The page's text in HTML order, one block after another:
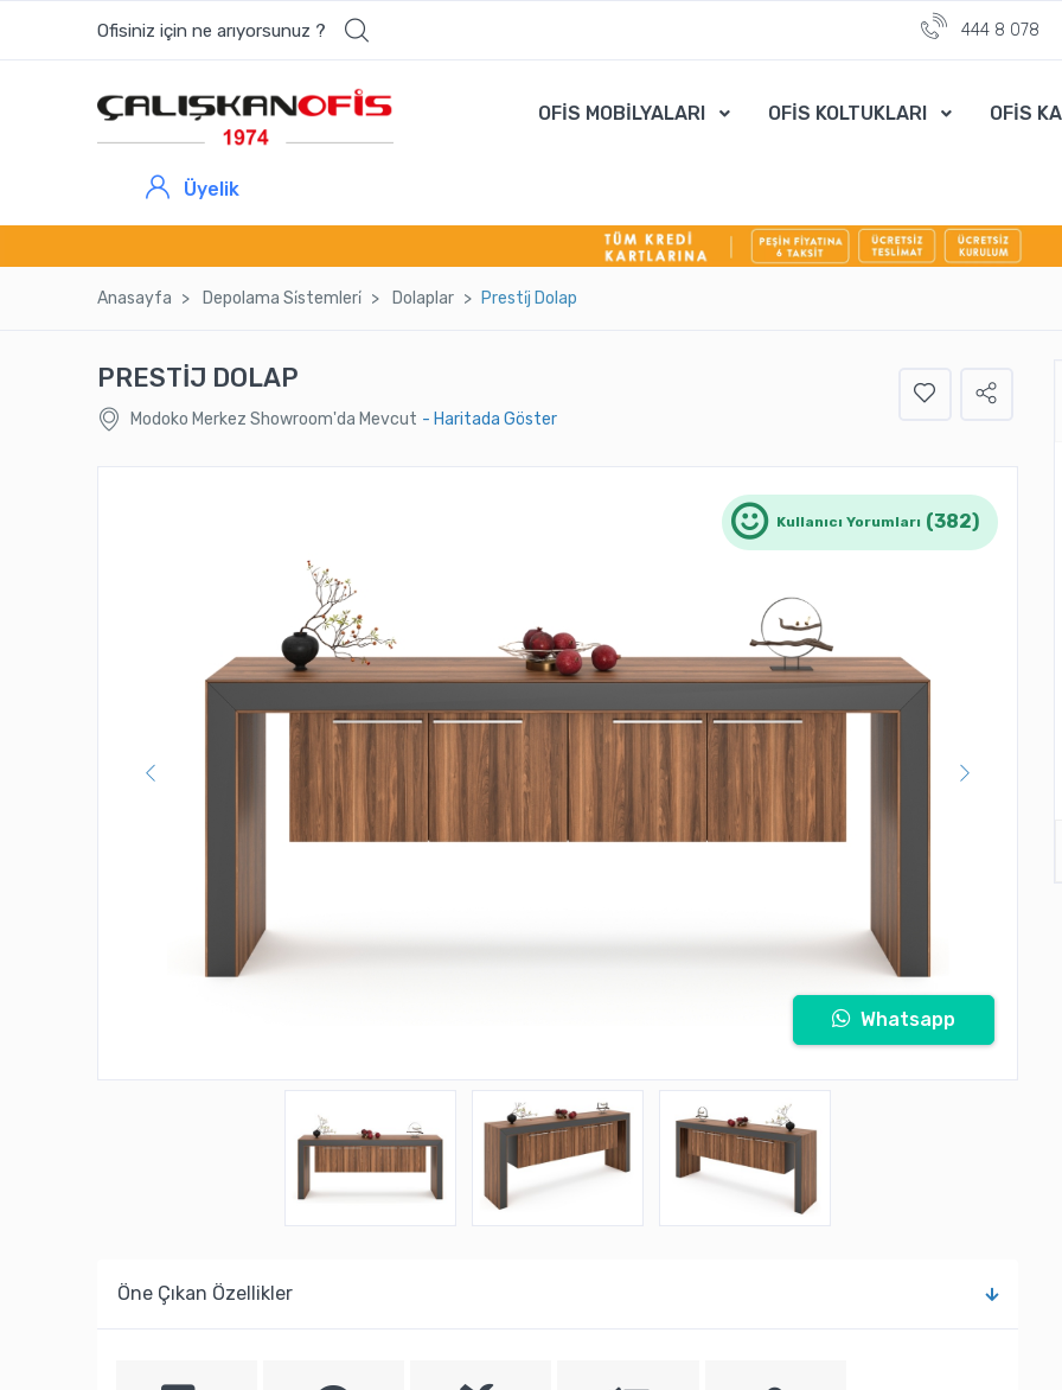
Ofisiniz için ne arıyorsunuz ? 444 8 078
OFİS MOBİLYALARI OFİS KOLTUKLARI OFİS
Üyelik
Anasayfa Depolama Si̇stemleri̇ Dolaplar Presti̇j Dolap
PRESTİJ DOLAP
Modoko Merkez Showroom'da Mevcut - Haritada Göster
Kullanıcı Yorumları (382)
Whatsapp
Öne Çıkan Özellikler